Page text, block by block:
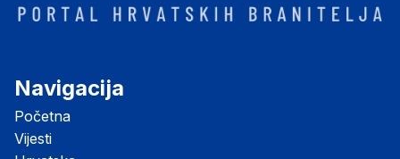
Navigacija
Početna
Vijesti